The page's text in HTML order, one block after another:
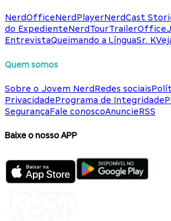
NerdOfficeNerdPlayerNerdCast
do ExpedienteNerdTourTrailerOffice
EntrevistaQueimando a LínguaSr. K
Quem somos
Sobre o Jovem NerdRedes sociais
PrivacidadePrograma de Integridade
SegurançaFale conoscoAnuncieRSS
Baixe o nosso APP